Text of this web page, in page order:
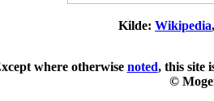
Kilde: Wikipedia,
where otherwise noted, this site
©